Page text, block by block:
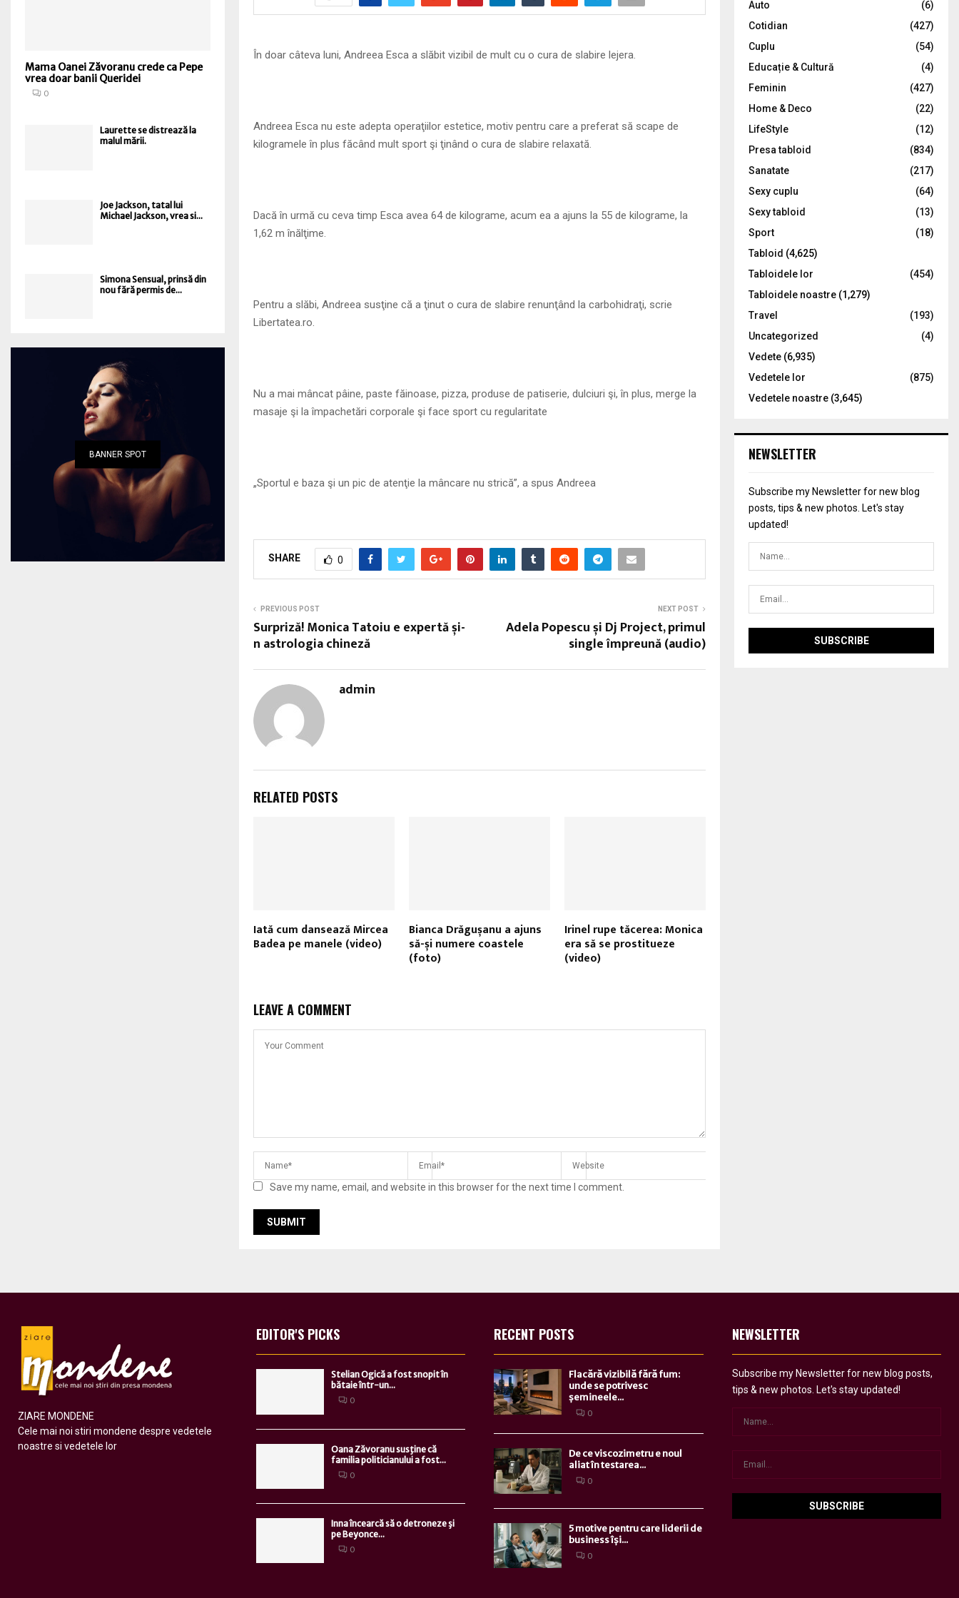
În doar câteva luni, Andreea Esca a slăbit vizibil de mult cu o cura de slabire lejera.
Andreea Esca nu este adepta operaţiilor estetice, motiv pentru care a preferat să scape de
kilogramele în plus făcând mult sport şi ţinând o cura de slabire relaxată.
Dacă în urmă cu ceva timp Esca avea 64 de kilograme, acum ea a ajuns la 55 de kilograme, la
1,62 m înălţime.
Pentru a slăbi, Andreea susţine că a ţinut o cura de slabire renunţând la carbohidraţi, scrie
Libertatea.ro.
Nu a mai mâncat pâine, paste făinoase, pizza, produse de patiserie, dulciuri şi, în plus, merge la
masaje şi la împachetări corporale şi face sport cu regularitate
„Sportul e baza şi un pic de atenţie la mâncare nu strică”, a spus Andreea
SHARE 0
PREVIOUS POST
Surpriză! Monica Tatoiu e expertă și-
n astrologia chineză
NEXT POST
Adela Popescu și Dj Project, primul
single împreună (audio)
admin
RELATED POSTS
Iată cum dansează Mircea
Badea pe manele (video)
Bianca Drăgușanu a ajuns
să-și numere coastele
(foto)
Irinel rupe tăcerea: Monica
era să se prostitueze
(video)
LEAVE A COMMENT
Save my name, email, and website in this browser for the next time I comment.
Mama Oanei Zăvoranu crede ca Pepe
vrea doar banii Queridei
0
Laurette se distrează la
malul mării.
Joe Jackson, tatal lui
Michael Jackson, vrea si...
Simona Sensual, prinsă din
nou fără permis de...
BANNER SPOT
:
C
Auto
(6)
Cotidian
(427)
Cuplu
(54)
Educație & Cultură
(4)
Feminin
(427)
Home & Deco
(22)
LifeStyle
(12)
Presa tabloid
(834)
Sanatate
(217)
Sexy cuplu
(64)
Sexy tabloid
(13)
Sport
(18)
Tabloid (4,625)
Tabloidele lor
(454)
Tabloidele noastre (1,279)
Travel
(193)
Uncategorized
(4)
Vedete (6,935)
Vedetele lor
(875)
Vedetele noastre (3,645)
NEWSLETTER
Subscribe my Newsletter for new blog
posts, tips & new photos. Let's stay
updated!
ZIARE MONDENE
Cele mai noi stiri mondene despre vedetele
noastre si vedetele lor
EDITOR'S PICKS
Stelian Ogică a fost snopit în
bătaie într-un...
0
Oana Zăvoranu susţine că
familia politicianului a fost...
0
Inna încearcă să o detroneze şi
pe Beyonce...
0
RECENT POSTS
Flacără vizibilă fără fum:
unde se potrivesc
șemineele...
0
De ce viscozimetru e noul
aliat în testarea...
0
5 motive pentru care liderii de
business își...
0
NEWSLETTER
Subscribe my Newsletter for new blog posts,
tips & new photos. Let's stay updated!